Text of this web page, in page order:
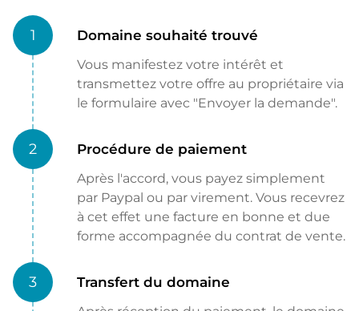
1 Domaine souhaité trouvé
Vous manifestez votre intérêt et
transmettez votre offre au propriétaire via
le formulaire avec "Envoyer la demande".
2 Procédure de paiement
Après l'accord, vous payez simplement
par Paypal ou par virement. Vous recevrez
à cet effet une facture en bonne et due
forme accompagnée du contrat de vente.
3 Transfert du domaine